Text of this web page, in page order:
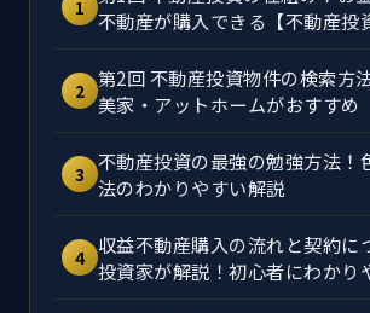
1
不動産が購入できる【不動産投
2 第2回 不動産投資物件の検索方
美家・アットホームがおすすめ
3
不動産投資の最強の勉強方法！
法のわかりやすい解説
4 収益不動産購入の流れと契約に
投資家が解説！初心者にわかり